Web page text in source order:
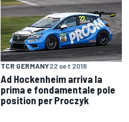
TCR GERMANY22 set 2018
Ad Hockenheim arriva la
prima e fondamentale pole
position per Proczyk